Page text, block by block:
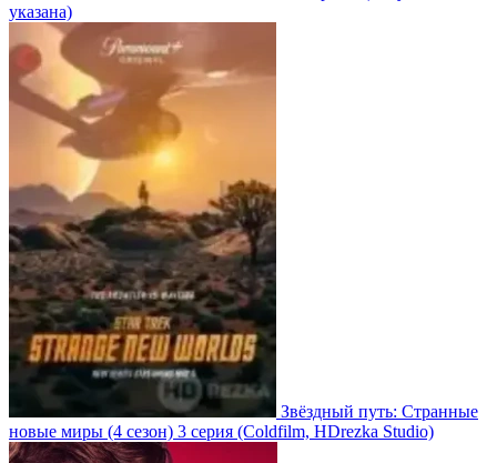
указана)
Звёздный путь: Странные
новые миры (4 сезон) 3 серия (Coldfilm, HDrezka Studio)